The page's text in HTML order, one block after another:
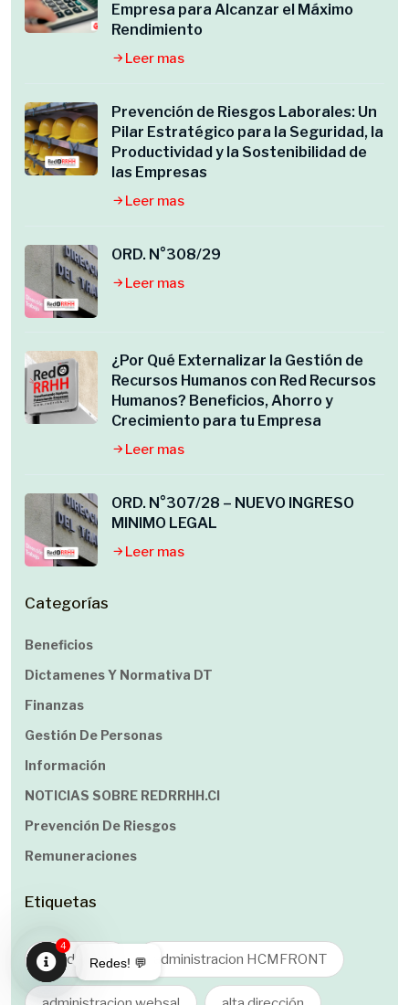
Empresa para Alcanzar el Máximo
Rendimiento
Leer mas
Prevención de Riesgos Laborales: Un
Pilar Estratégico para la Seguridad, la
Productividad y la Sostenibilidad de
las Empresas
Leer mas
ORD. N°308/29
Leer mas
¿Por Qué Externalizar la Gestión de
Recursos Humanos con Red Recursos
Humanos? Beneficios, Ahorro y
Crecimiento para tu Empresa
Leer mas
ORD. N°307/28 – NUEVO INGRESO
MINIMO LEGAL
Leer mas
Categorías
Beneficios
Dictamenes Y Normativa DT
Finanzas
Gestión De Personas
Información
NOTICIAS SOBRE REDRRHH.cl
Prevención De Riesgos
Remuneraciones
Etiquetas
accidentes administracion HCMFRONT
Redes! 💬
Open
4